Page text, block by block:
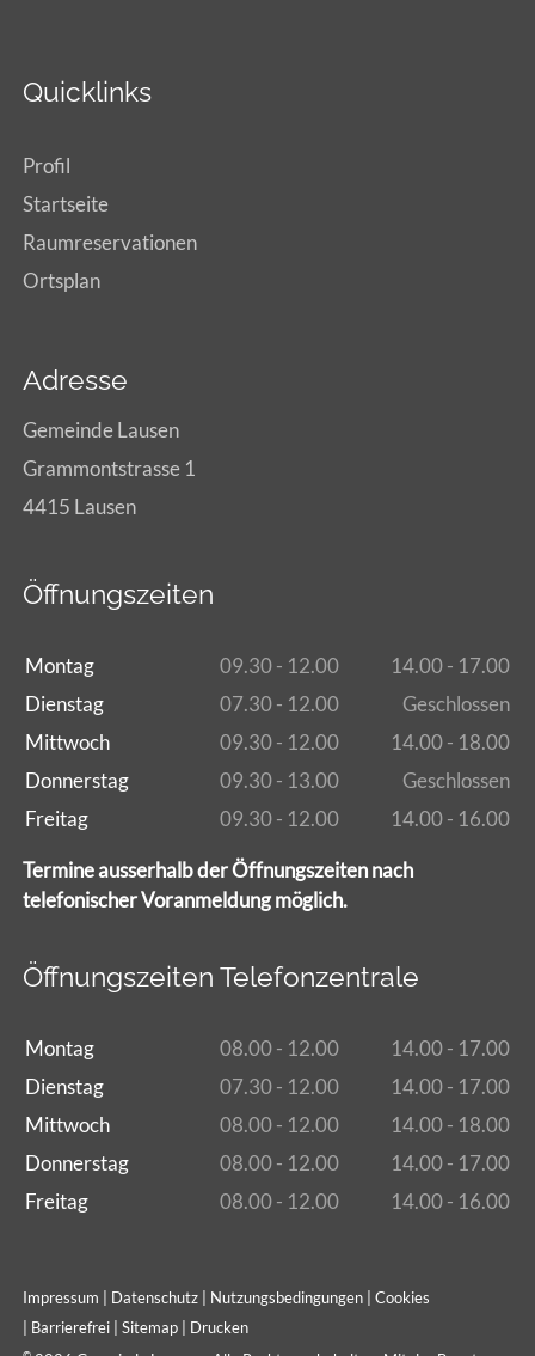
Quicklinks
Profil
Startseite
Raumreservationen
Ortsplan
Adresse
Gemeinde Lausen
Grammontstrasse 1
4415 Lausen
Öffnungszeiten
Montag 09.30 - 12.00
14.00 - 17.00
Dienstag
07.30 - 12.00
Geschlossen
Mittwoch
09.30 - 12.00
14.00 - 18.00
Donnerstag
09.30 - 13.00
Geschlossen
Freitag
09.30 - 12.00 14.00 - 16.00
Termine ausserhalb der Öffnungszeiten nach
telefonischer Voranmeldung möglich.
Öffnungszeiten Telefonzentrale
Montag 08.00 - 12.00
14.00 - 17.00
Dienstag
07.30 - 12.00
14.00 - 17.00
Mittwoch
08.00 - 12.00
14.00 - 18.00
Donnerstag
08.00 - 12.00
14.00 - 17.00
Freitag
08.00 - 12.00 14.00 - 16.00
Impressum Datenschutz Nutzungsbedingungen
Cookies
Barrierefrei Sitemap Drucken